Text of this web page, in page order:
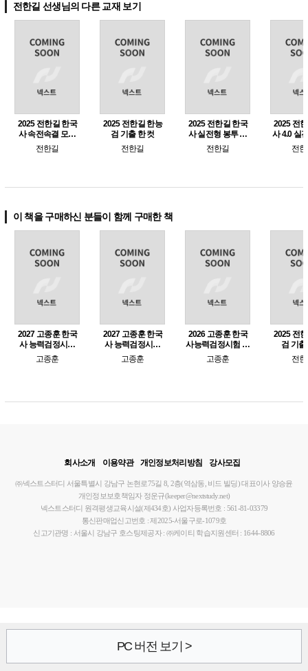
전한길 선생님의 다른 교재 보기
2025 전한길 한국
사 속전속결 모의
고사
전한길
2025 전한길 한능
검 기출 한 컷
전한길
2025 전한길 한국
사 실전형 봉투 모
의고사
전한길
2025 전
사 4.0 실
의고사
(e-교재
전
이 책을 구매하신 분들이 함께 구매한 책
2027 고종훈 한국
사 능력검정시험
기출 300제 (심화
1,2,3급)
고종훈
2027 고종훈 한국
사 능력검정시험
단권화 노트(서브
노트)
고종훈
2026 고종훈 한국
사능력검정시험 기
출 400제
고종훈
2025 전
검 기
전
회사소개 이용약관 개인정보처리방침 강사모집
㈜넥스트스터디 서울특별시 강남구 논현로75길 8, 2층(역삼동, 비드 빌딩)대표이사 양승윤
개인정보보호책임자 정운규(keeper@nextstudy.net)
넥스트스터디 원격평생교육시설(제434호) 사업자등록번호 : 561-81-03379
통신판매업신고번호 : 제2025-서울구로-1079호
신고기관명 : 서울시 강남구 호스팅제공자 : ㈜케이티 학습지원센터 : 1644-8806
PC 버전 보기 >